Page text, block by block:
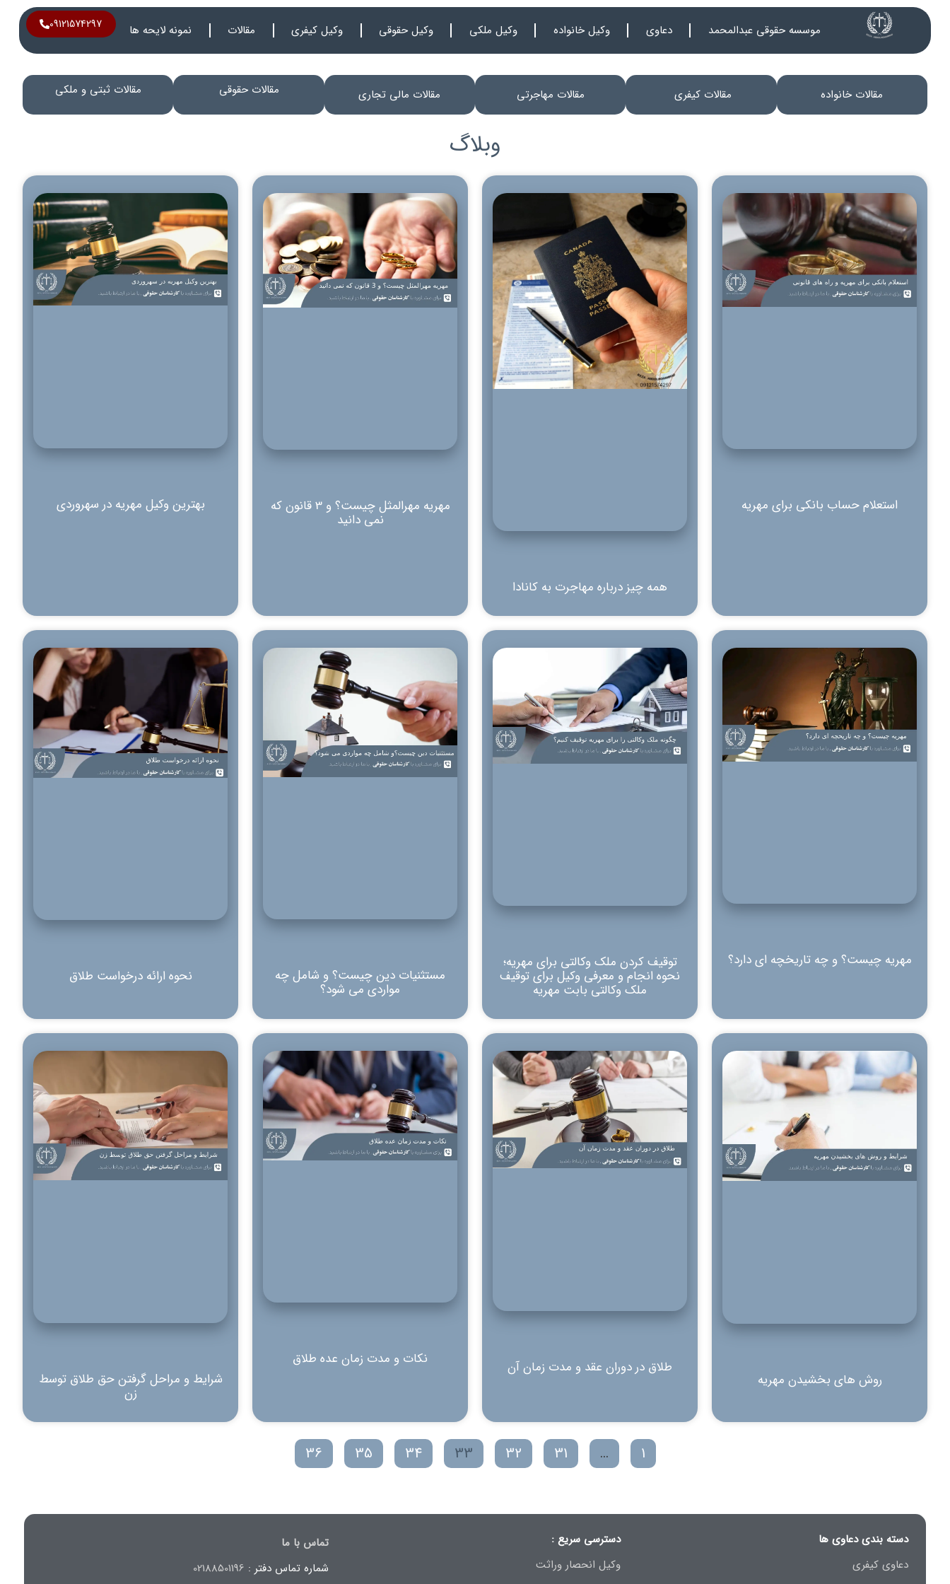
موسسه حقوقی عبدالمحمد دعاوی وکیل خانواده وکیل ملکی وکیل حقوقی وکیل کیفری مقالات نمونه لایحه ها 09121574297
مقالات خانواده مقالات کیفری مقالات مهاجرتی مقالات مالی تجاری مقالات حقوقی مقالات ثبتی و ملکی
وبلاگ
استعلام حساب بانکی برای مهریه
همه چیز درباره مهاجرت به کانادا
مهریه مهرالمثل چیست؟ و 3 قانون که
نمی دانید
بهترین وکیل مهریه در سهروردی
مهریه چیست؟ و چه تاریخچه ای دارد؟ توقیف کردن ملک وکالتی برای مهریه؛
نحوه انجام و معرفی وکیل برای توقیف
ملک وکالتی بابت مهریه
مستثنیات دین چیست؟ و شامل چه
مواردی می شود؟
نحوه ارائه درخواست طلاق
روش های بخشیدن مهریه
طلاق در دوران عقد و مدت زمان آن
نکات و مدت زمان عده طلاق
شرایط و مراحل گرفتن حق طلاق توسط
زن
1
…
31
32
33
34
35
36
دسته بندی دعاوی ها
دعاوی کیفری
دسترسی سریع :
وکیل انحصار وراثت
تماس با ما
شماره تماس دفتر : 02188501196